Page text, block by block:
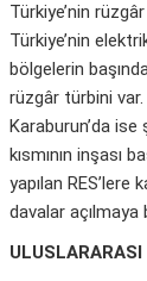
Türkiye’nin
Türkiye’nin
bölgelerin
rüzgâr türbini var.
Karaburun’da
kısmının inşası
yapılan RES’lere
davalar açılmaya